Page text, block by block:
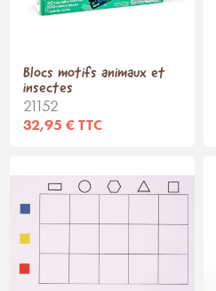
Blocs motifs animaux et
insectes
21152
32,95 € TTC